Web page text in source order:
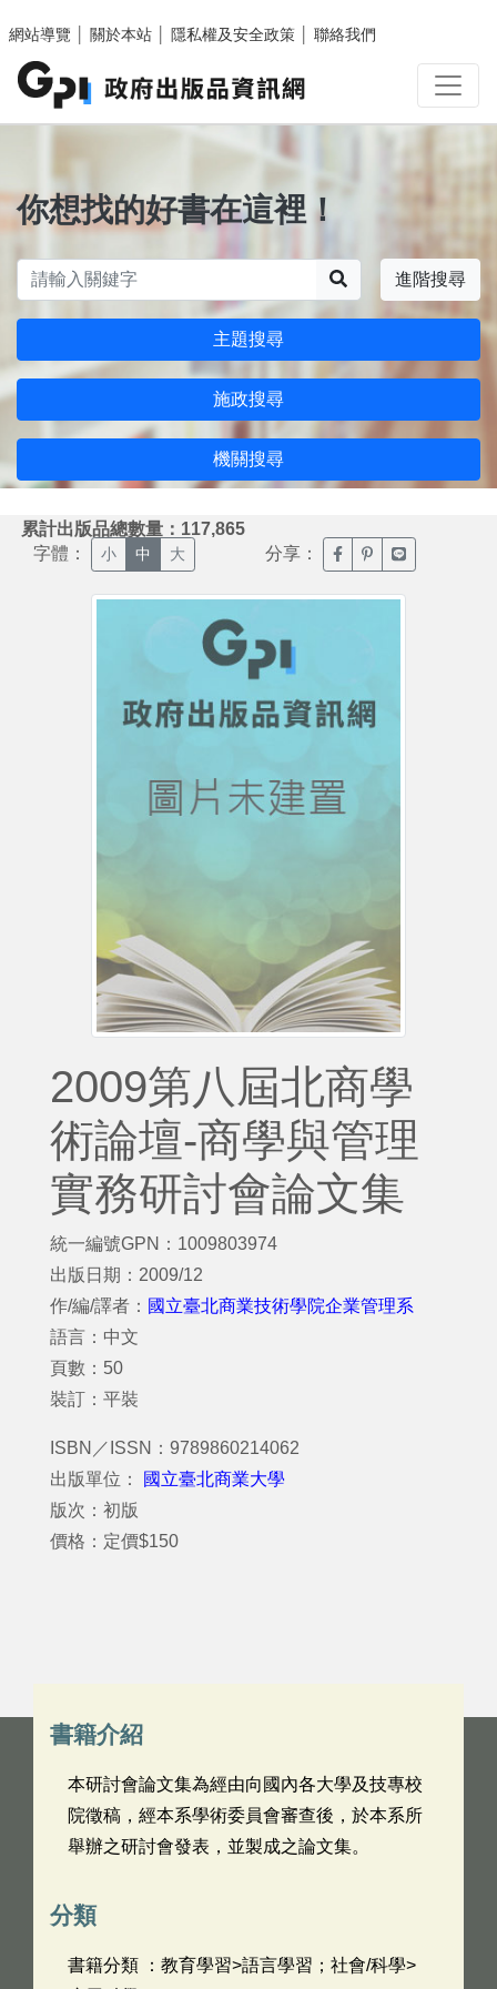
網站導覽
關於本站 隱私權及安全政策 聯絡我們
你想找的好書在這裡！
進階搜尋
主題搜尋
施政搜尋
機關搜尋
累計出版品總數量：117,865
字體： 小 中 大 分享： 臉書分享(另開新視窗)
噗浪分享(另開新
Line分享(另
2009第八屆北商學
術論壇-商學與管理
實務研討會論文集
統一編號GPN：1009803974
出版日期：2009/12
作/編/譯者： 國立臺北商業技術學院企業管理系
語言：中文
頁數：50
裝訂：平裝
ISBN／ISSN：9789860214062
出版單位：
國立臺北商業大學
版次：初版
價格：定價$150
書籍介紹
本研討會論文集為經由向國內各大學及技專校
院徵稿，經本系學術委員會審查後，於本系所
舉辦之研討會發表，並製成之論文集。
分類
書籍分類 ：教育學習>語言學習；社會/科學>